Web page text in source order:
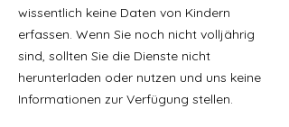
wissentlich keine Daten von Kindern
erfassen. Wenn Sie noch nicht volljährig
sind, sollten Sie die Dienste nicht
herunterladen oder nutzen und uns keine
Informationen zur Verfügung stellen.